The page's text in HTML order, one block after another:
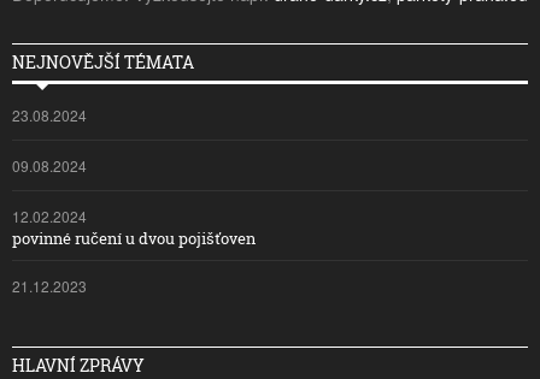
NEJNOVĚJŠÍ TÉMATA
23.08.2024
09.08.2024
12.02.2024
povinné ručení u dvou pojišťoven
21.12.2023
HLAVNÍ ZPRÁVY